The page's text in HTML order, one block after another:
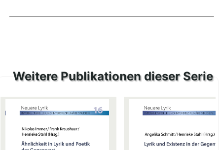
Weitere Publikationen dieser Serie